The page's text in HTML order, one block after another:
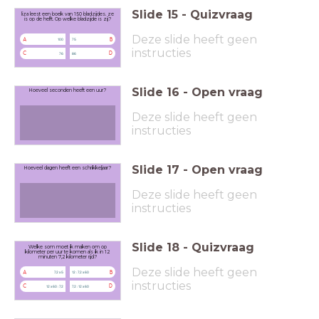
liza leest een boek van 150 bladzijdes. ze
is op de helft. Op welke bladzijde is zij?
A 100 B
75
C 76 D
86
Slide 15 - Quizvraag
Deze slide heeft geen
instructies
Hoeveel seconden heeft een uur? Slide 16 - Open vraag
Deze slide heeft geen
instructies
Hoeveel dagen heeft een schrikkeljaar? Slide 17 - Open vraag
Deze slide heeft geen
instructies
Welke som moet ik maken om op
kilometer per uur te komen als ik in 12
minuten 7,2 kilometer rijd?
A 7,2 x 5 B
12 : 7,2 x 60
C 12 x 60 : 7,2 D
7,2 : 12 x 60
Slide 18 - Quizvraag
Deze slide heeft geen
instructies